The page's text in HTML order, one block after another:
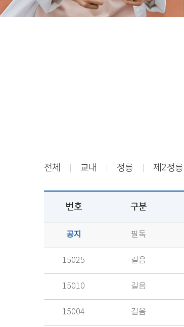
전체 교내 정릉 제2정릉
번호 구분
공지 필독
15025 길음
15010 길음
15004 길음